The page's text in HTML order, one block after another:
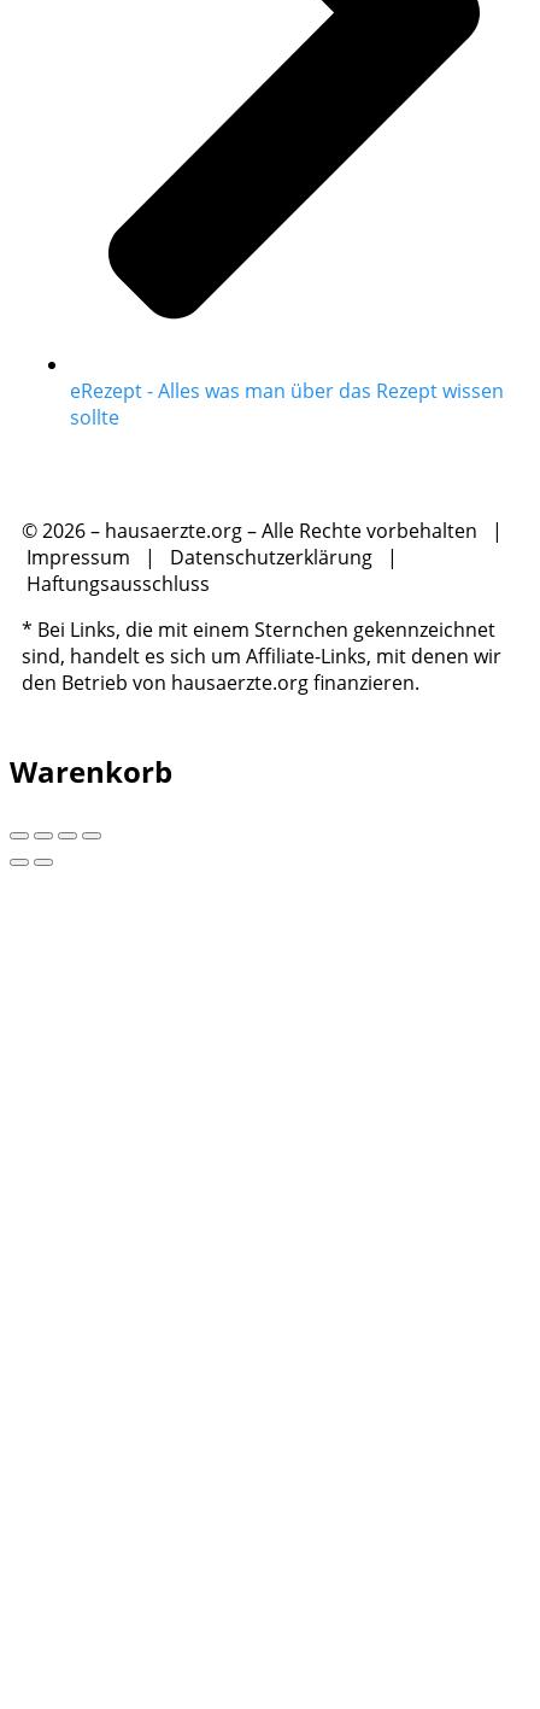
eRezept - Alles was man über das Rezept wissen
sollte
© 2026 – hausaerzte.org – Alle Rechte vorbehalten |
Impressum | Datenschutzerklärung |
Haftungsausschluss
* Bei Links, die mit einem Sternchen gekennzeichnet
sind, handelt es sich um Affiliate-Links, mit denen wir
den Betrieb von hausaerzte.org finanzieren.
Warenkorb